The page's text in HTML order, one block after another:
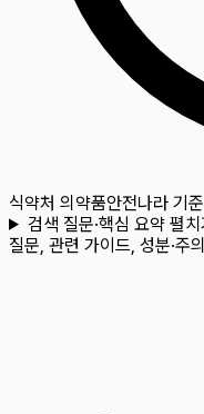
식약처 의약품안전나라 기준
검색 질문·핵심 요약 펼치
질문, 관련 가이드, 성분·주